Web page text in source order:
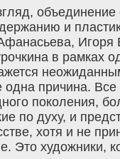
и
Игоря
в рамках
одна причина. Все
поколения,
по духу, и
хотя и не
Это художники,